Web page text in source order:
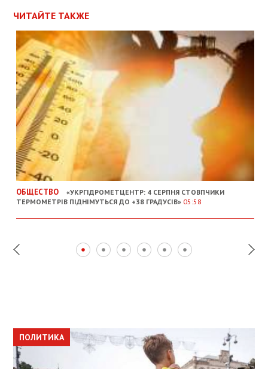
ЧИТАЙТЕ ТАКЖЕ
ОБЩЕСТВО
«УКРГІДРОМЕТЦЕНТР: 4 СЕРПНЯ СТОВПЧИКИ
ТЕРМОМЕТРІВ ПІДНІМУТЬСЯ ДО +38 ГРАДУСІВ» 05:58
ПОЛИТИКА
ПОЛИТИКА
ОБЩЕСТВО
ПОЛИТИКА
ЭКОНОМИКА